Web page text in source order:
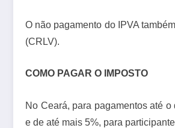
O não pagamento do IPVA
(CRLV).
COMO PAGAR O IMPOSTO
No Ceará, para pagamentos até
e de até mais 5%, para